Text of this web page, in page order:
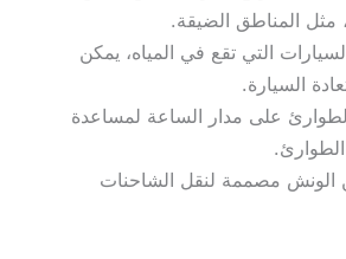
مثل المناطق الضيقة.
التي تقع في المياه، يمكن
السيارة.
على مدار الساعة لمساعدة
الونش مصممة لنقل الشاحنات